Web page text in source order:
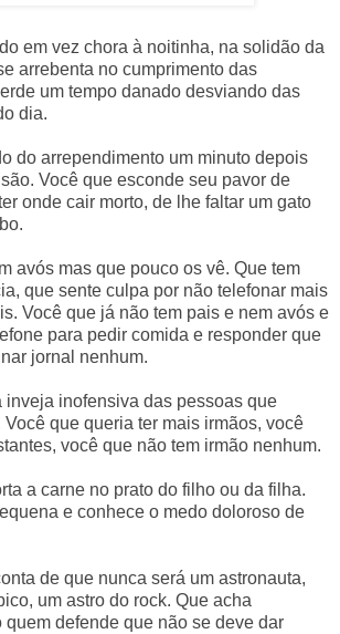
em vez chora à noitinha, na solidão da
arrebenta no cumprimento das
um tempo danado desviando das
dia.
do arrependimento um minuto depois
Você que esconde seu pavor de
onde cair morto, de lhe faltar um gato
avós mas que pouco os vê. Que tem
que sente culpa por não telefonar mais
Você que já não tem pais e nem avós e
para pedir comida e responder que
jornal nenhum.
inveja inofensiva das pessoas que
Você que queria ter mais irmãos, você
você que não tem irmão nenhum.
a carne no prato do filho ou da filha.
e conhece o medo doloroso de
de que nunca será um astronauta,
um astro do rock. Que acha
defende que não se deve dar